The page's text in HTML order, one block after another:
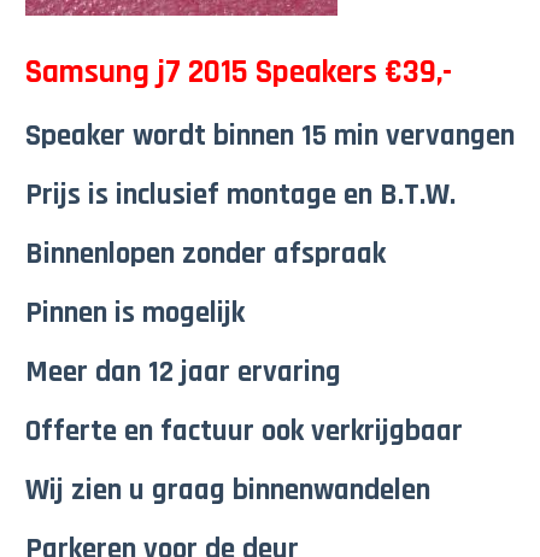
Samsung j7 2015 Speakers €39,-
Speaker wordt binnen 15 min vervangen
Prijs is inclusief montage en B.T.W.
Binnenlopen zonder afspraak
Pinnen is mogelijk
Meer dan 12 jaar ervaring
Offerte en factuur ook verkrijgbaar
Wij zien u graag binnenwandelen